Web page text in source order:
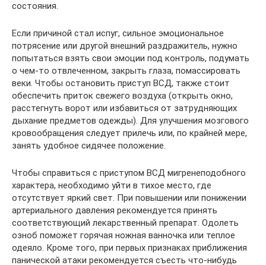
состояния.
Если причиной стал испуг, сильное эмоциональное
потрясение или другой внешний раздражитель, нужно
попытаться взять свои эмоции под контроль, подумать
о чем-то отвлеченном, закрыть глаза, помассировать
веки. Чтобы остановить приступ ВСД, также стоит
обеспечить приток свежего воздуха (открыть окно,
расстегнуть ворот или избавиться от затрудняющих
дыхание предметов одежды). Для улучшения мозгового
кровообращения следует прилечь или, по крайней мере,
занять удобное сидячее положение.
Чтобы справиться с приступом ВСД мигренеподобного
характера, необходимо уйти в тихое место, где
отсутствует яркий свет. При повышении или понижении
артериального давления рекомендуется принять
соответствующий лекарственный препарат. Одолеть
озноб поможет горячая ножная ванночка или теплое
одеяло. Кроме того, при первых признаках приближения
панической атаки рекомендуется съесть что-нибудь